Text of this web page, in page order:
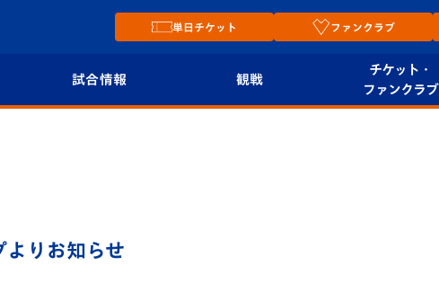
単日チケット ファンクラブ
試合情報 観戦
チケット・
ファンクラブ
よりお知らせ